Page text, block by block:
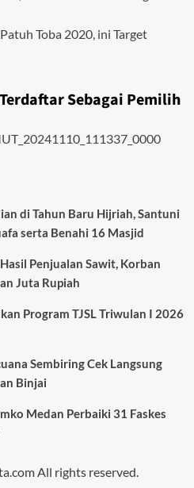
Toba 2020, ini Target
Sebagai Pemilih
di Tahun Baru Hijriah, Santuni
serta Benahi 16 Masjid
Penjualan Sawit, Korban
Juta Rupiah
Program TJSL Triwulan I 2026
Sembiring Cek Langsung
Binjai
Medan Perbaiki 31 Faskes
All rights reserved.